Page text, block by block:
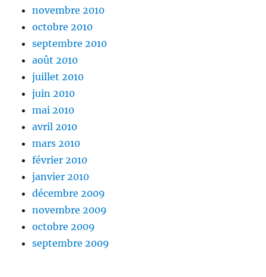
novembre 2010
octobre 2010
septembre 2010
août 2010
juillet 2010
juin 2010
mai 2010
avril 2010
mars 2010
février 2010
janvier 2010
décembre 2009
novembre 2009
octobre 2009
septembre 2009